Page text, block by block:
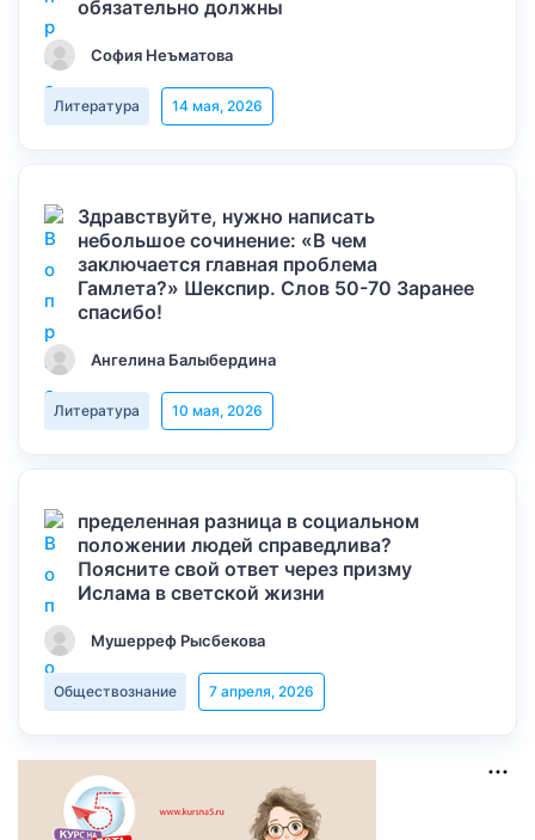
обязательно должны
София Неъматова
Литература 14 мая, 2026
Здравствуйте, нужно написать
небольшое сочинение: «В чем
заключается главная проблема
Гамлета?» Шекспир. Слов 50-70 Заранее
спасибо!
Ангелина Балыбердина
Литература 10 мая, 2026
пределенная разница в социальном
положении людей справедлива?
Поясните свой ответ через призму
Ислама в светской жизни
Мушерреф Рысбекова
Обществознание 7 апреля, 2026